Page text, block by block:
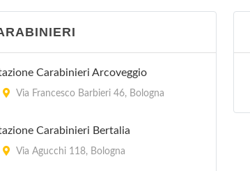
Carabinieri Arcoveggio
Via Francesco Barbieri 46, Bologna
Carabinieri Bertalia
Via Agucchi 118, Bologna